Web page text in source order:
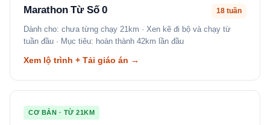
Marathon Từ Số 0 18 tuần
Dành cho: chưa từng chạy 21km · Xen kẽ đi bộ và chạy từ
tuần đầu · Mục tiêu: hoàn thành 42km lần đầu
Xem lộ trình + Tải giáo án →
CƠ BẢN · TỪ 21KM